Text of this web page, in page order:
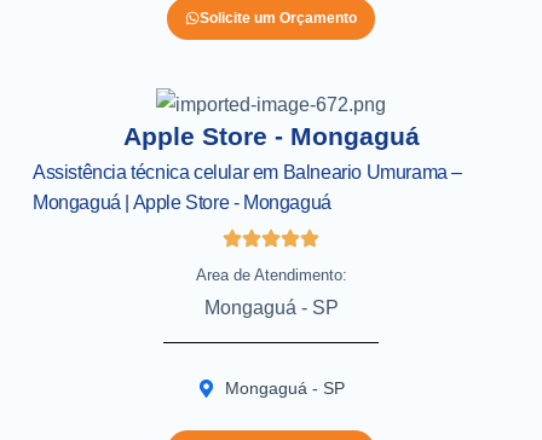
Solicite um Orçamento
Apple Store - Mongaguá
Assistência técnica celular em Balneario Umurama –
Mongaguá | Apple Store - Mongaguá
Area de Atendimento:
Mongaguá - SP
Mongaguá - SP